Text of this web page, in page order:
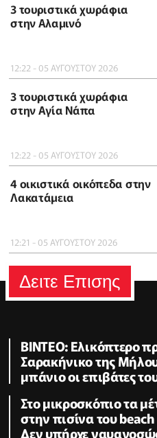
3 τουριστικά χωράφια
στην Αλαμινό
12:22 - 05 ΑΥΓΟΥΣΤΟΥ 2026
3 τουριστικά χωράφια
στην Αγία Νάπα
12:22 - 05 ΑΥΓΟΥΣΤΟΥ 2026
4 οικιστικά οικόπεδα στην
Λακατάμεια
12:21 - 05 ΑΥΓΟΥΣΤΟΥ 2026
Δειτε Επισης
BINTEO: Ελικόπτερο
Σαρακήνικο της
μπάνιο οι επιβάτες
Στο μικροσκόπιο τα
στην πισίνα του
Δεν υπήρχε